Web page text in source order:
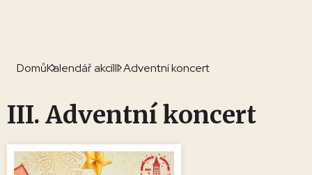
DomůKalendář akcíIII. Adventní koncert
III. Adventní koncert